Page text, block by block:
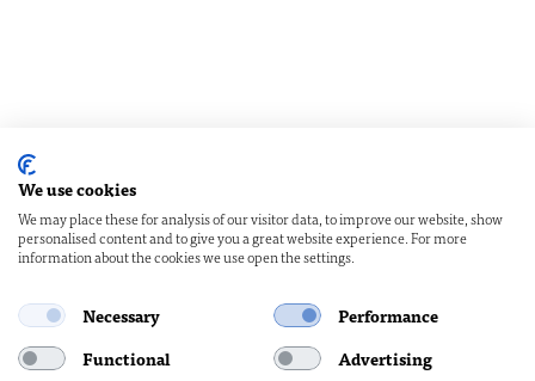
We use cookies
We may place these for analysis of our visitor data, to improve our website, show
personalised content and to give you a great website experience. For more
information about the cookies we use open the settings.
Necessary
Performance
Functional
Advertising